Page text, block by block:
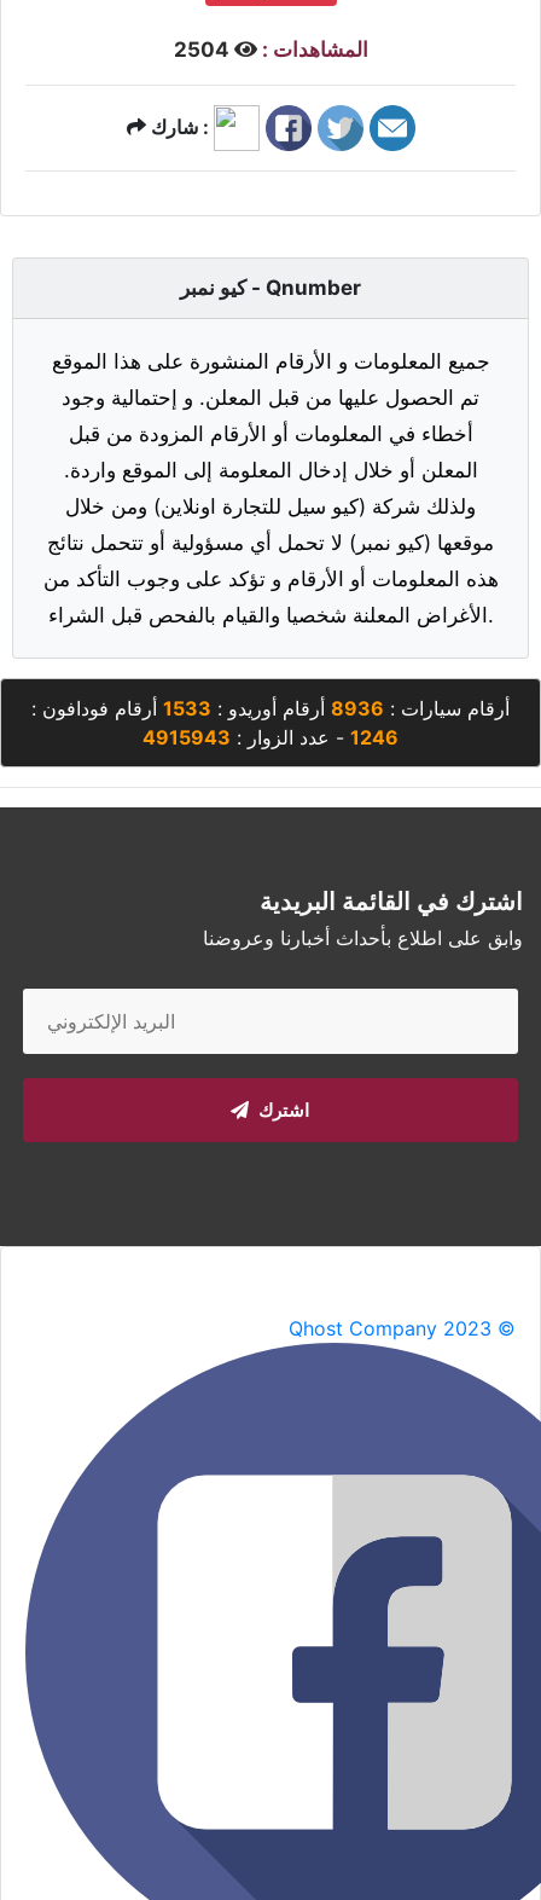
المشاهدات :
شارك :
كيو نمبر - Qnumber
جميع المعلومات و الأرقام المنشورة على هذا الموقع
تم الحصول عليها من قبل المعلن. و إحتمالية وجود
أخطاء في المعلومات أو الأرقام المزودة من قبل
المعلن أو خلال إدخال المعلومة إلى الموقع واردة.
ولذلك شركة (كيو سيل للتجارة اونلاين) ومن خلال
موقعها (كيو نمبر) لا تحمل أي مسؤولية أو تتحمل نتائج
هذه المعلومات أو الأرقام و تؤكد على وجوب التأكد من
الأغراض المعلنة شخصيا والقيام بالفحص قبل الشراء.
أرقام سيارات : 8936 أرقام أوريدو : 1533 أرقام فودافون :
1246 - عدد الزوار : 4915943
اشترك في القائمة البريدية
وابق على اطلاع بأحداث أخبارنا وعروضنا
اشترك
Qhost Company 2023 ©